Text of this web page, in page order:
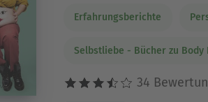
Erfahrungsberichte
Selbstliebe - Bücher zu Body
34